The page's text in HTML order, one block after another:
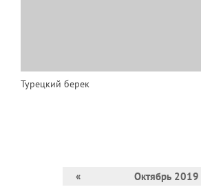
Турецкий берек
« Октябрь 2019